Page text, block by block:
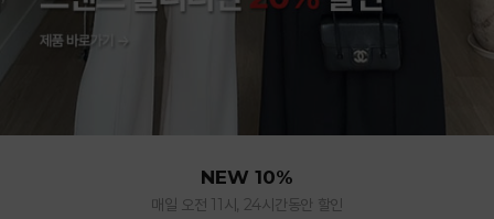
NEW 10%
매일 오전 11시, 24시간동안 할인